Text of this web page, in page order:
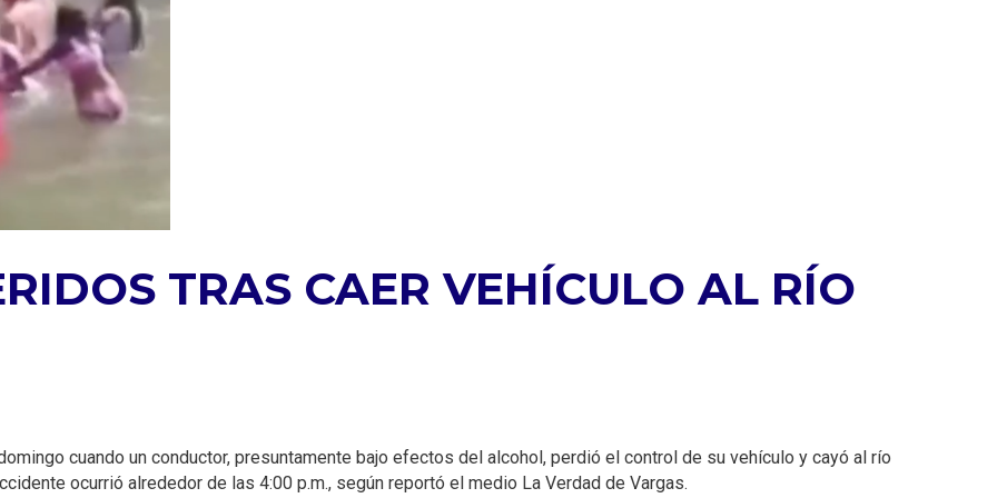
TRAS CAER VEHÍCULO AL RÍO
cuando un conductor, presuntamente bajo efectos del alcohol, perdió el control de su vehículo y cayó al río
ocurrió alrededor de las 4:00 p.m., según reportó el medio La Verdad de Vargas.